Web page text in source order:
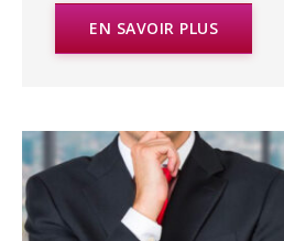
EN SAVOIR PLUS